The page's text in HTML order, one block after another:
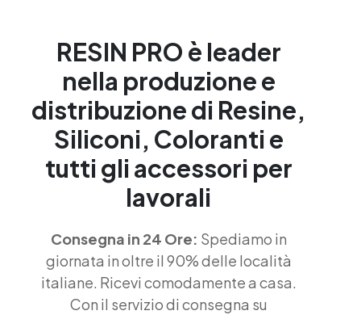
RESIN PRO è leader
nella produzione e
distribuzione di Resine,
Siliconi, Coloranti e
tutti gli accessori per
lavorali
Consegna in 24 Ore: Spediamo in
giornata in oltre il 90% delle località
italiane. Ricevi comodamente a casa.
Con il servizio di consegna su